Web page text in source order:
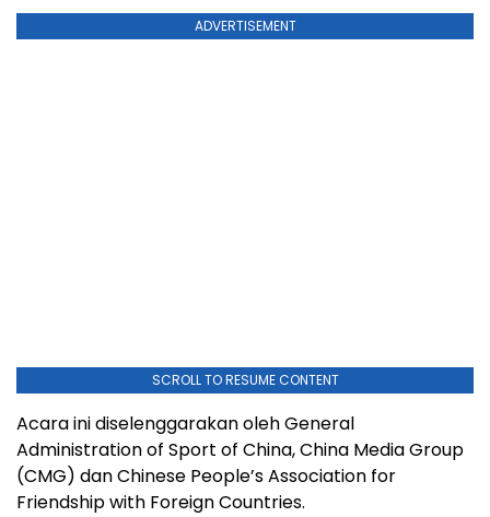
ADVERTISEMENT
SCROLL TO RESUME CONTENT
Acara ini diselenggarakan oleh General
Administration of Sport of China, China Media Group
(CMG) dan Chinese People’s Association for
Friendship with Foreign Countries.